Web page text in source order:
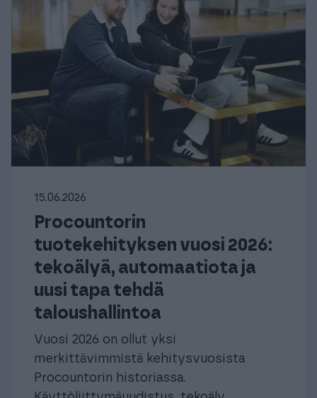
15.06.2026
Procountorin
tuotekehityksen vuosi 2026:
tekoälyä, automaatiota ja
uusi tapa tehdä
taloushallintoa
Vuosi 2026 on ollut yksi
merkittävimmistä kehitysvuosista
Procountorin historiassa.